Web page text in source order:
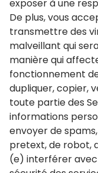
exposer à une
De plus, vous
transmettre des
malveillant qui
manière qui
fonctionnement
dupliquer, copier,
toute partie des
informations
envoyer de
pretext, de robot,
(e) interférer